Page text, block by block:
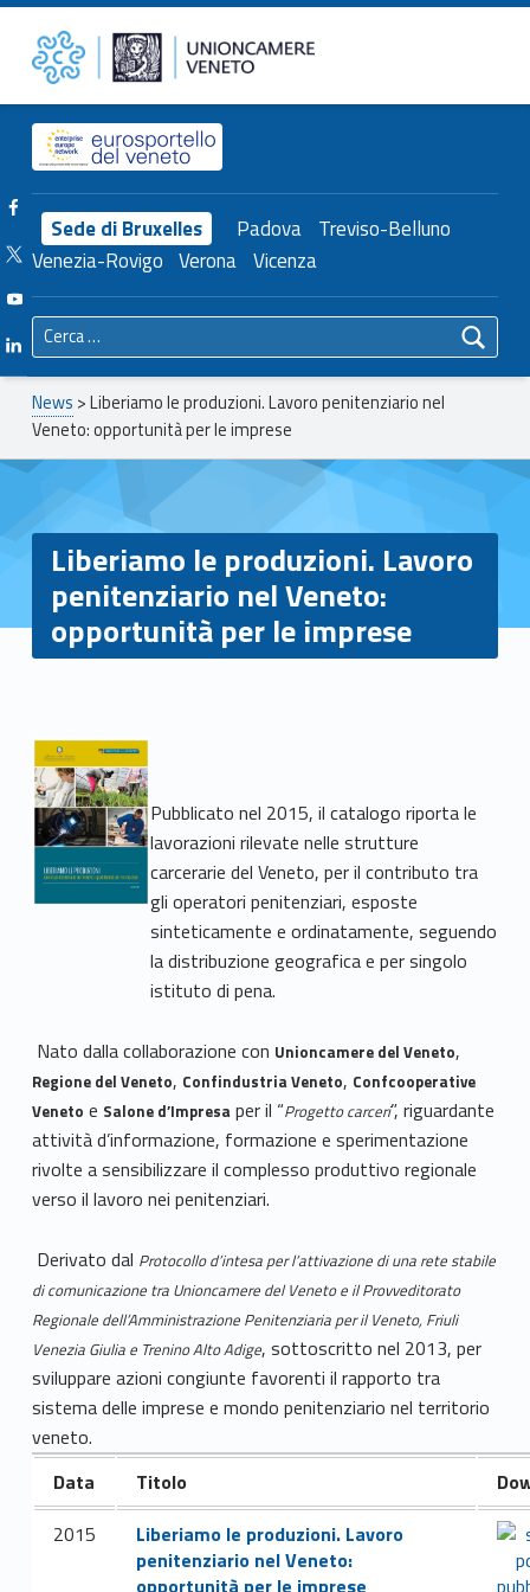
Liberiamo le produzioni. Lavoro penitenziario nel Veneto: opportunità per le imprese – Unioncamere del Veneto Unioncamere del Veneto
Header info sidebar
Sede di Bruxelles Padova Treviso-Belluno
Venezia-Rovigo Verona Vicenza
Facebook Unioncamere Veneto
Twitter Unioncamere Veneto
Youtube Unioncamere Veneto
Linkedin Unioncamere Veneto
Ricerca per:
Breadcrumbs navigation
News >Liberiamo le produzioni. Lavoro penitenziario nel
Veneto: opportunità per le imprese
Liberiamo le produzioni. Lavoro
penitenziario nel Veneto:
opportunità per le imprese
L
i
b
e
a
m
o
l
p
r
o
d
u
z
Pubblicato nel 2015, il catalogo riporta le
lavorazioni rilevate nelle strutture
carcerarie del Veneto, per il contributo tra
gli operatori penitenziari, esposte
sinteticamente e ordinatamente, seguendo
la distribuzione geografica e per singolo
istituto di pena.
Nato dalla collaborazione con Unioncamere del Veneto,
Regione del Veneto, Confindustria Veneto, Confcooperative
Veneto e Salone d’Impresaper il “Progetto carceri”, riguardante
attività d’informazione, formazione e sperimentazione
rivolte a sensibilizzare il complesso produttivo regionale
verso il lavoro nei penitenziari.
Derivato dal Protocollo d’intesa per l’attivazione di una rete stabile
di comunicazione tra Unioncamere del Veneto e il Provveditorato
Regionale dell’Amministrazione Penitenziaria per il Veneto, Friuli
Venezia Giulia e Trenino Alto Adige, sottoscritto nel 2013, per
sviluppare azioni congiunte favorenti il rapporto tra
sistema delle imprese e mondo penitenziario nel territorio
veneto.
Data
Titolo
2015
Liberiamo le produzioni. Lavoro
penitenziario nel Veneto:
opportunità per le imprese